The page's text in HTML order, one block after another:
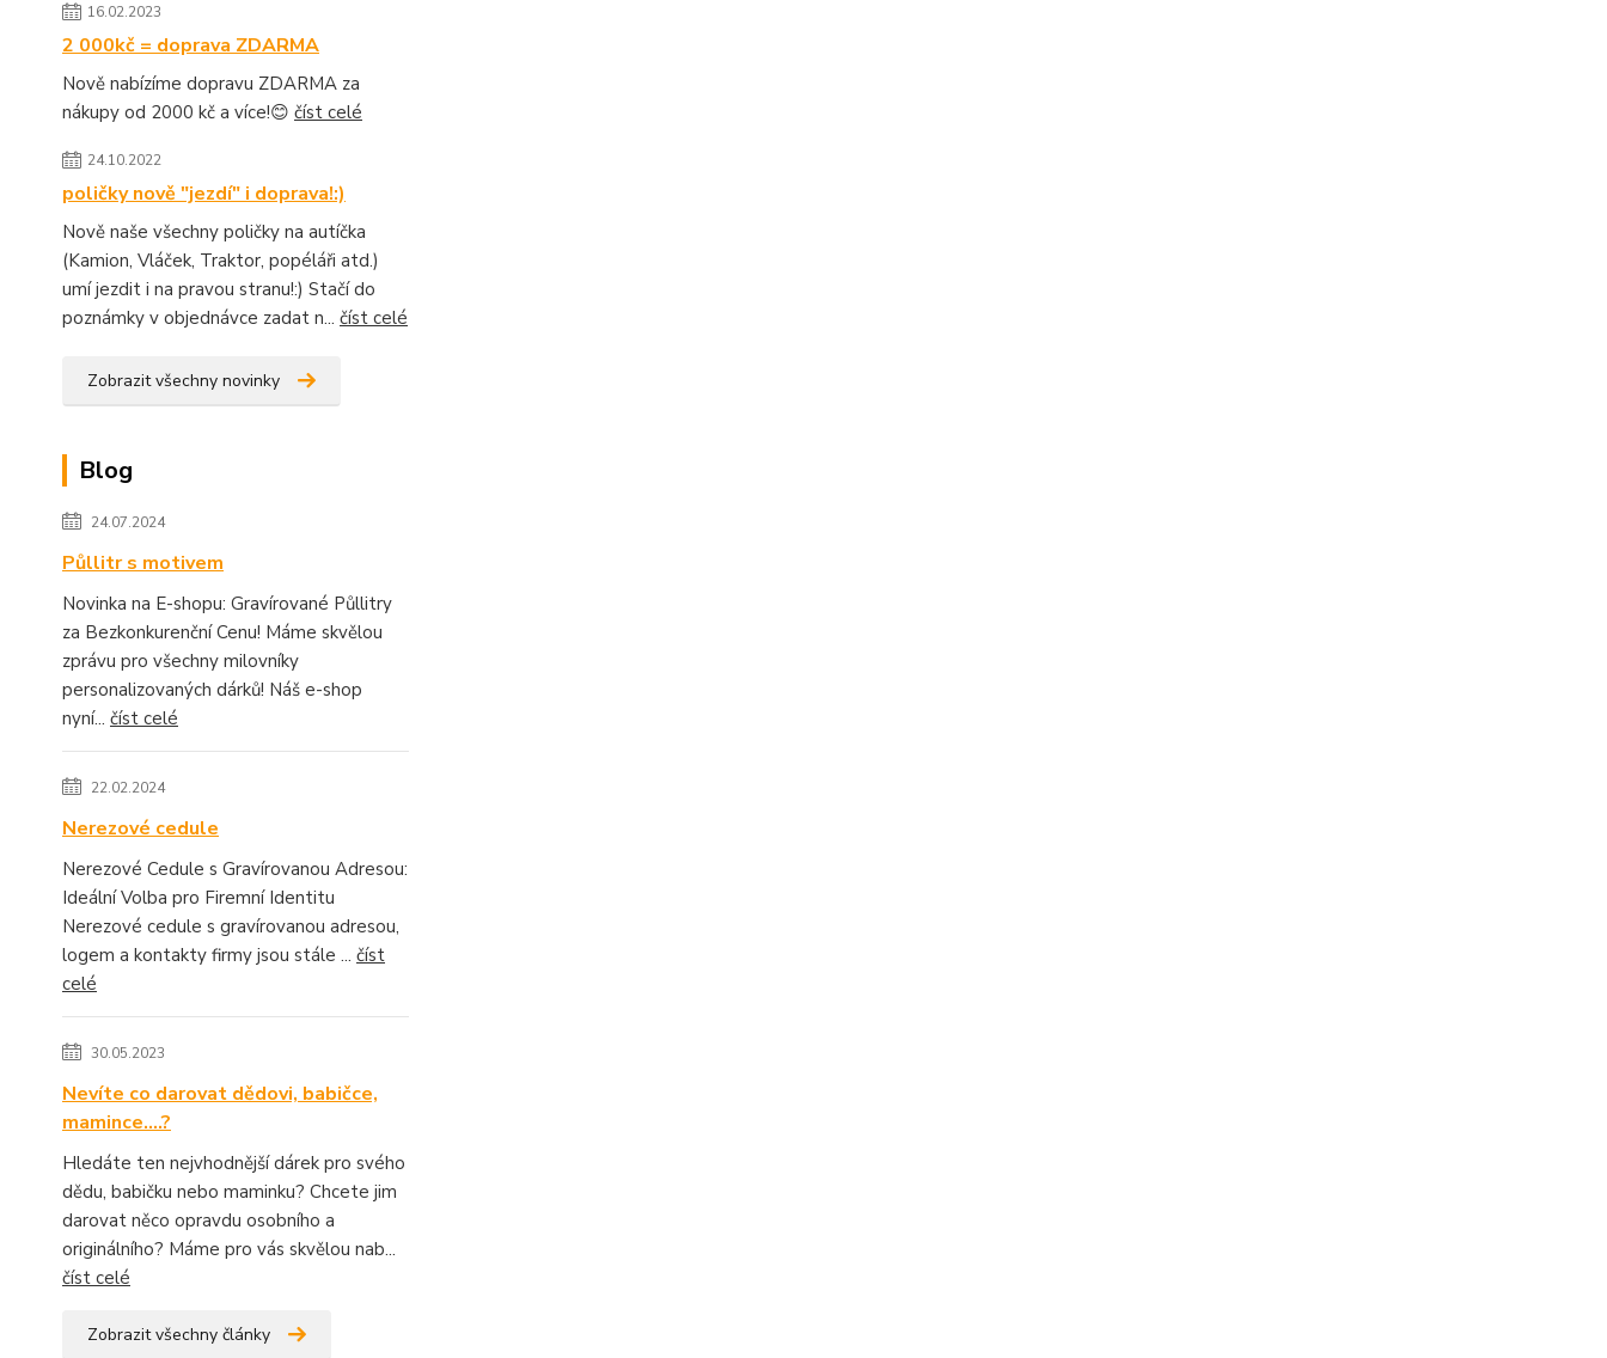
16.02.2023
2 000kč = doprava ZDARMA
Nově nabízíme dopravu ZDARMA za
nákupy od 2000 kč a více!😊 číst celé
24.10.2022
poličky nově "jezdí" i doprava!:)
Nově naše všechny poličky na autíčka
(Kamion, Vláček, Traktor, popéláři atd.)
umí jezdit i na pravou stranu!:) Stačí do
poznámky v objednávce zadat n... číst celé
Zobrazit všechny novinky
Blog
24.07.2024
Půllitr s motivem
Novinka na E-shopu: Gravírované Půllitry
za Bezkonkurenční Cenu! Máme skvělou
zprávu pro všechny milovníky
personalizovaných dárků! Náš e-shop
nyní... číst celé
22.02.2024
Nerezové cedule
Nerezové Cedule s Gravírovanou Adresou:
Ideální Volba pro Firemní Identitu
Nerezové cedule s gravírovanou adresou,
logem a kontakty firmy jsou stále ... číst
celé
30.05.2023
Nevíte co darovat dědovi, babičce,
mamince....?
Hledáte ten nejvhodnější dárek pro svého
dědu, babičku nebo maminku? Chcete jim
darovat něco opravdu osobního a
originálního? Máme pro vás skvělou nab...
číst celé
Zobrazit všechny články